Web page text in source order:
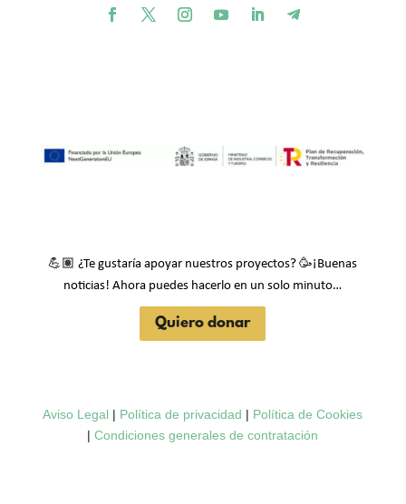
💪🏽 ¿Te gustaría apoyar nuestros proyectos?🥳¡Buenas
noticias! Ahora puedes hacerlo en un solo minuto…
Quiero donar
Aviso Legal | Política de privacidad | Política de Cookies
|Condiciones generales de contratación